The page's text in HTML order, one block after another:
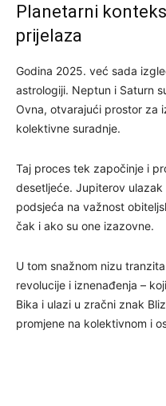
Planetarni
prijelaza
Godina 2025. već sada
astrologiji. Neptun i Saturn
Ovna, otvarajući prostor za
kolektivne suradnje.
Taj proces tek započinje i
desetljeće. Jupiterov
podsjeća na važnost
čak i ako su one izazovne.
U tom snažnom nizu
revolucije i iznenađenja –
Bika i ulazi u zračni znak
promjene na kolektivnom i